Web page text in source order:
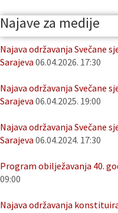
Najave za medije
Najava održavanja Svečane
Sarajeva 06.04.2026. 17:30
Najava održavanja Svečane
Sarajeva 06.04.2025. 19:00
Najava održavanja Svečane
Sarajeva 06.04.2024. 17:30
Program obilježavanja 40.
09:00
Najava održavanja